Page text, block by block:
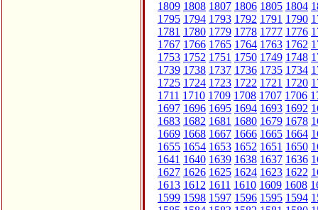
1809 1808 1807 1806 1805 1804
1795 1794 1793 1792 1791 1790
1781 1780 1779 1778 1777 1776
1767 1766 1765 1764 1763 1762
1753 1752 1751 1750 1749 1748
1739 1738 1737 1736 1735 1734
1725 1724 1723 1722 1721 1720
1711 1710 1709 1708 1707 1706
1697 1696 1695 1694 1693 1692
1683 1682 1681 1680 1679 1678
1669 1668 1667 1666 1665 1664
1655 1654 1653 1652 1651 1650
1641 1640 1639 1638 1637 1636
1627 1626 1625 1624 1623 1622
1613 1612 1611 1610 1609 1608
1599 1598 1597 1596 1595 1594